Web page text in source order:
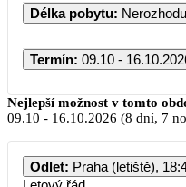
Délka pobytu:
Termín: 09.10 -
Nejlepší možnost v tomto
09.10 - 16.10.2026 (8 dní, 7
Odlet: Praha (letiště),